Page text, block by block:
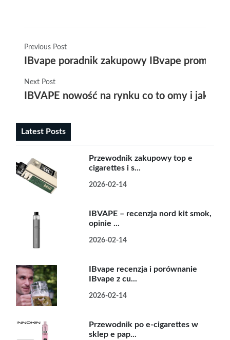
Previous Post
IBvape poradnik zakupowy IBvape
Next Post
IBVAPE nowość na rynku co to omy i jak
Latest Posts
Przewodnik zakupowy top e
cigarettes i s...
2026-02-14
IBVAPE – recenzja nord kit smok,
opinie ...
2026-02-14
IBvape recenzja i porównanie
IBvape z cu...
2026-02-14
Przewodnik po e-cigarettes w
sklep e pap...